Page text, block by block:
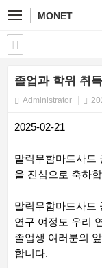
MONET
졸업과 학위 취
Administrator
2025-02-21
말릭무함마드사드
을 진심으로 축하
말릭무함마드사드
연구 여정도 우리
졸업생 여러분의
합니다.